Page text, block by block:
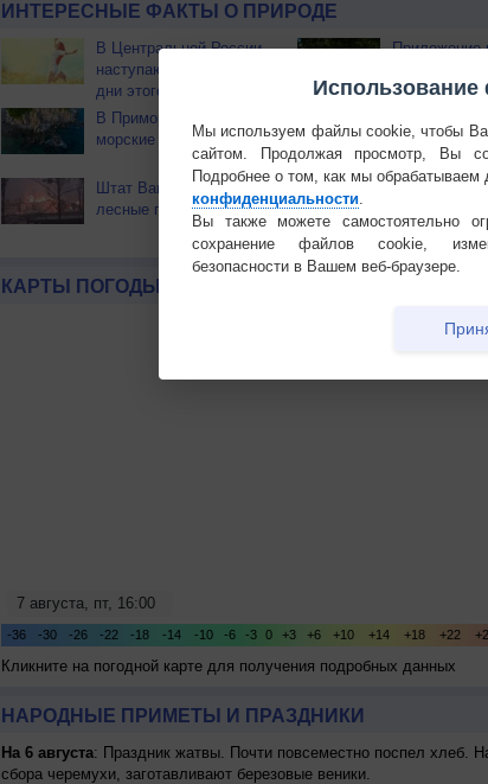
ИНТЕРЕСНЫЕ ФАКТЫ О ПРИРОДЕ
В Центральной России
наступают самые жаркие
дни этого лета
Приложение
В Приморье обнаружены
морские волны тепла
повлияло на
обитания
Штат Вашингтон охватили
лесные пожары
КАРТЫ ПОГОДЫ
Кликните на погодной карте для получения подробных данных
НАРОДНЫЕ ПРИМЕТЫ И ПРАЗДНИКИ
На 6 августа: Праздник жатвы. Почти повсеместно поспел хлеб.
сбора черемухи, заготавливают березовые веники.
Мы используем файлы cookie, чтобы
сайтом. Продолжая просмотр, Вы
Подробнее о том, как мы обрабатываем
конфиденциальности.
Вы также можете самостоятельно
сохранение файлов cookie,
безопасности в Вашем веб-браузере.